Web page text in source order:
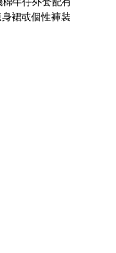
裙或個性褲裝